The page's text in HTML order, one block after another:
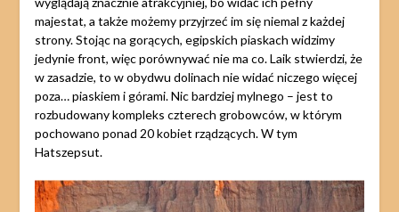
majestat, a także możemy przyjrzeć im się niemal z każdej
strony. Stojąc na gorących, egipskich piaskach widzimy
jedynie front, więc porównywać nie ma co. Laik stwierdzi, że
w zasadzie, to w obydwu dolinach nie widać niczego więcej
poza… piaskiem i górami. Nic bardziej mylnego – jest to
rozbudowany kompleks czterech grobowców, w którym
pochowano ponad 20 kobiet rządzących. W tym
Hatszepsut.